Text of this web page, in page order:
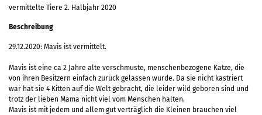
vermittelte Tiere 2. Halbjahr 2020
Beschreibung
29.12.2020: Mavis ist vermittelt.
Mavis ist eine ca 2 Jahre alte verschmuste, menschenbezogene Katze, die
von ihren Besitzern einfach zurück gelassen wurde. Da sie nicht kastriert
war hat sie 4 Kitten auf die Welt gebracht, die leider wild geboren sind und
trotz der lieben Mama nicht viel vom Menschen halten.
Mavis ist mit jedem und allem gut verträglich die Kleinen brauchen viel